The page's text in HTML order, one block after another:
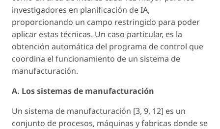
investigadores en planificación de IA,
proporcionando un campo restringido para poder
aplicar estas técnicas. Un caso particular, es la
obtención automática del programa de control que
coordina el funcionamiento de un sistema de
manufacturación.
A. Los sistemas de manufacturación
Un sistema de manufacturación [3, 9, 12] es un
conjunto de procesos, máquinas y fabricas donde se